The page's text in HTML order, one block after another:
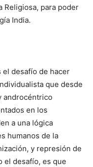
Religiosa, para poder
India.
el desafío de hacer
que desde
androcéntrico
en los
a una lógica
humanos de la
y represión de
el desafío, es que